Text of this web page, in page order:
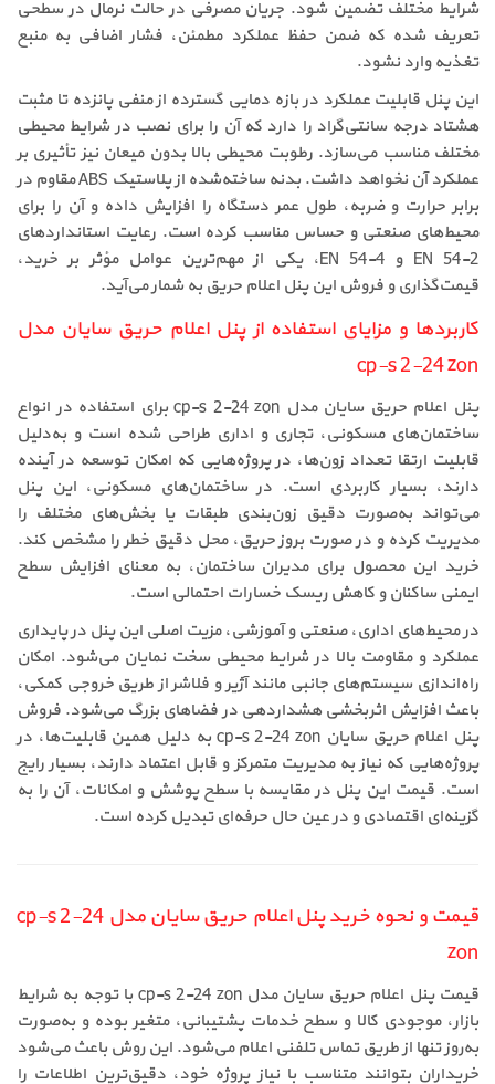
شرایط مختلف تضمین شود. جریان مصرفی در حالت نرمال در سطحی
تعریف شده که ضمن حفظ عملکرد مطمئن، فشار اضافی به منبع
تغذیه وارد نشود.
این پنل قابلیت عملکرد در بازه دمایی گسترده از منفی پانزده تا مثبت
هشتاد درجه سانتی‌گراد را دارد که آن را برای نصب در شرایط محیطی
مختلف مناسب می‌سازد. رطوبت محیطی بالا بدون میعان نیز تأثیری بر
عملکرد آن نخواهد داشت. بدنه ساخته‌شده از پلاستیک ABS مقاوم در
برابر حرارت و ضربه، طول عمر دستگاه را افزایش داده و آن را برای
محیط‌های صنعتی و حساس مناسب کرده است. رعایت استانداردهای
EN 54-2 و EN 54-4، یکی از مهم‌ترین عوامل مؤثر بر خرید،
قیمت‌گذاری و فروش این پنل اعلام حریق به شمار می‌آید.
کاربردها و مزایای استفاده از پنل اعلام حریق سایان مدل
cp-s 2-24 zon
پنل اعلام حریق سایان مدل cp-s 2-24 zon برای استفاده در انواع
ساختمان‌های مسکونی، تجاری و اداری طراحی شده است و به‌دلیل
قابلیت ارتقا تعداد زون‌ها، در پروژه‌هایی که امکان توسعه در آینده
دارند، بسیار کاربردی است. در ساختمان‌های مسکونی، این پنل
می‌تواند به‌صورت دقیق زون‌بندی طبقات یا بخش‌های مختلف را
مدیریت کرده و در صورت بروز حریق، محل دقیق خطر را مشخص کند.
خرید این محصول برای مدیران ساختمان، به معنای افزایش سطح
ایمنی ساکنان و کاهش ریسک خسارات احتمالی است.
در محیط‌های اداری، صنعتی و آموزشی، مزیت اصلی این پنل در پایداری
عملکرد و مقاومت بالا در شرایط محیطی سخت نمایان می‌شود. امکان
راه‌اندازی سیستم‌های جانبی مانند آژیر و فلاشر از طریق خروجی کمکی،
باعث افزایش اثربخشی هشداردهی در فضاهای بزرگ می‌شود. فروش
پنل اعلام حریق سایان cp-s 2-24 zon به دلیل همین قابلیت‌ها، در
پروژه‌هایی که نیاز به مدیریت متمرکز و قابل اعتماد دارند، بسیار رایج
است. قیمت این پنل در مقایسه با سطح پوشش و امکانات، آن را به
گزینه‌ای اقتصادی و در عین حال حرفه‌ای تبدیل کرده است.
قیمت و نحوه خرید پنل اعلام حریق سایان مدل cp-s 2-24
zon
قیمت پنل اعلام حریق سایان مدل cp-s 2-24 zon با توجه به شرایط
بازار، موجودی کالا و سطح خدمات پشتیبانی، متغیر بوده و به‌صورت
به‌روز تنها از طریق تماس تلفنی اعلام می‌شود. این روش باعث می‌شود
خریداران بتوانند متناسب با نیاز پروژه خود، دقیق‌ترین اطلاعات را